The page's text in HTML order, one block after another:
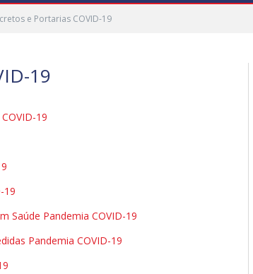
e Portarias COVID-19
19
19
19
Saúde Pandemia COVID-19
Pandemia COVID-19